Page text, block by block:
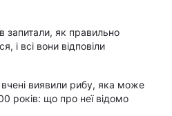
запитали, як правильно
і всі вони відповіли
виявили рибу, яка може
років: що про неї відомо